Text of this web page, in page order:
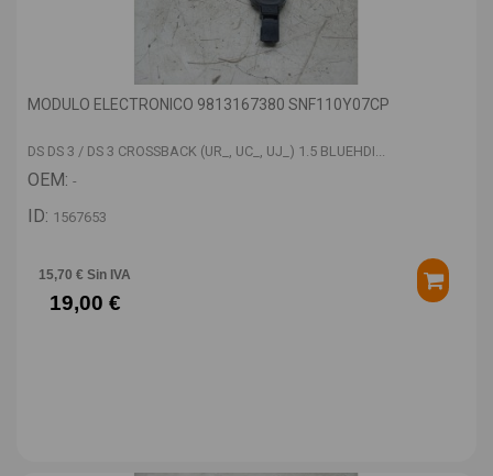
MODULO ELECTRONICO 9813167380 SNF110Y07CP
DS DS 3 / DS 3 CROSSBACK (UR_, UC_, UJ_) 1.5 BLUEHDI...
OEM: -
ID: 1567653
15,70 € Sin IVA
19,00 €